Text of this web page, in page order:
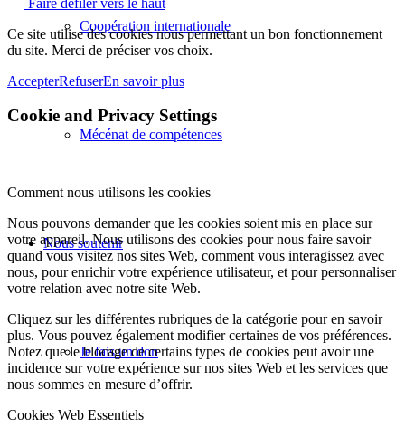
Coopération internationale
Mécénat de compétences
Nous soutenir
Je fais un don
Ce site utilise des cookies nous permettant un bon fonctionnement
du site. Merci de préciser vos choix.
AccepterRefuserEn savoir plus
Cookie and Privacy Settings
Comment nous utilisons les cookies
Nous pouvons demander que les cookies soient mis en place sur
votre appareil. Nous utilisons des cookies pour nous faire savoir
quand vous visitez nos sites Web, comment vous interagissez avec
nous, pour enrichir votre expérience utilisateur, et pour personnaliser
votre relation avec notre site Web.
Cliquez sur les différentes rubriques de la catégorie pour en savoir
plus. Vous pouvez également modifier certaines de vos préférences.
Notez que le blocage de certains types de cookies peut avoir une
incidence sur votre expérience sur nos sites Web et les services que
nous sommes en mesure d’offrir.
Cookies Web Essentiels